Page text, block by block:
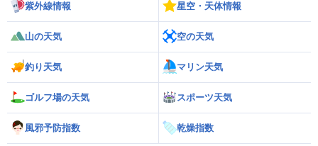
紫外線情報 星空・天体情報
山の天気 空の天気
釣り天気 マリン天気
ゴルフ場の天気 スポーツ天気
風邪予防指数 乾燥指数